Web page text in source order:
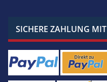
SICHERE ZAHLUNG MIT